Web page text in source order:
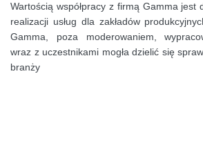
Wartością współpracy z firmą Gamma jest
realizacji usług dla zakładów
Gamma, poza moderowaniem,
wraz z uczestnikami mogła dzielić się
branży